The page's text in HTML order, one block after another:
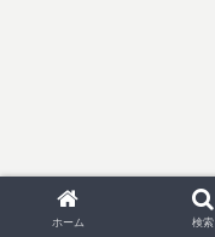
ホーム 検索